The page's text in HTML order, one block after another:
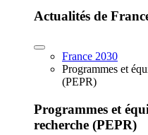
Actualités de
France 2030
Programmes et
(PEPR)
Programmes et
recherche (PEPR)